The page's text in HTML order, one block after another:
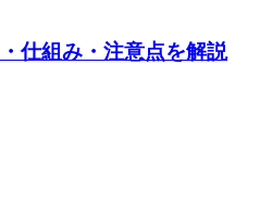
仕組み・注意点を解説